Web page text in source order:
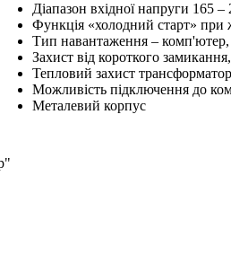
Діапазон вхідної напруги 165
Функція «холодний старт» при
Тип навантаження – комп'ютер,
Захист від короткого
Тепловий захист
Можливість підключення до
Металевий корпус